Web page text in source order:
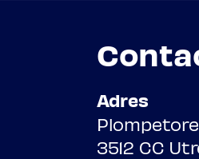
Adres
3512 CC